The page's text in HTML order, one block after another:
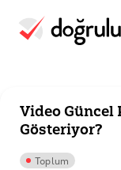
Video Güncel
Gösteriyor?
Toplum